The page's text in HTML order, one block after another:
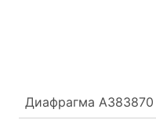
Диафрагма A383870